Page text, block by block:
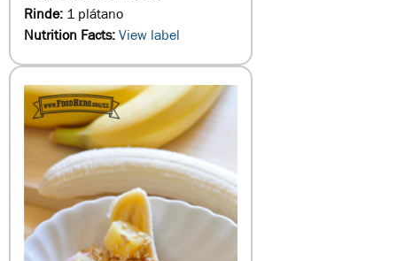
Rinde: 1 plátano
Nutrition Facts:View label